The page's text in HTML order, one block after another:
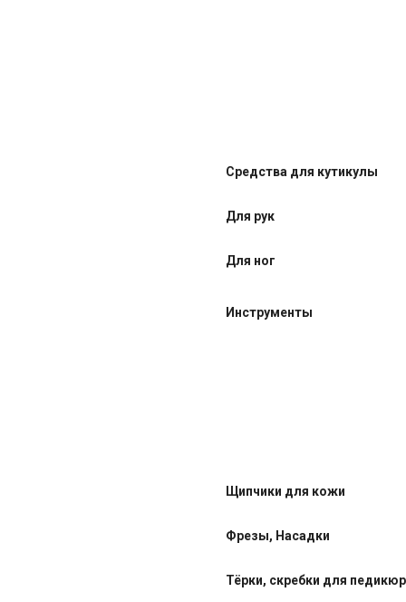
Средства для кутикулы
Для рук
Для ног
Инструменты
Щипчики для кожи
Фрезы, Насадки
Тёрки, скребки для